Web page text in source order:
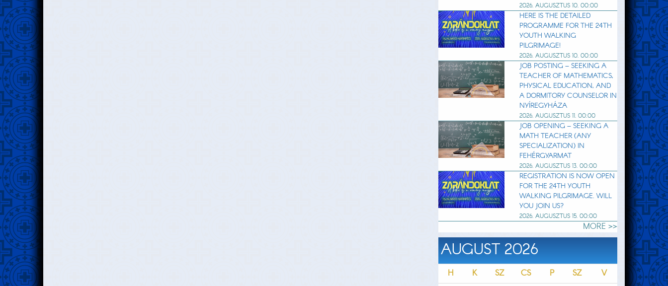
2026. AUGUSZTUS 10. 00:00
HERE IS THE DETAILED
PROGRAMME FOR THE 24TH
YOUTH WALKING
PILGRIMAGE!
2026. AUGUSZTUS 10. 00:00
JOB POSTING – SEEKING A
TEACHER OF MATHEMATICS,
PHYSICAL EDUCATION, AND
A DORMITORY COUNSELOR IN
NYÍREGYHÁZA
2026. AUGUSZTUS 11. 00:00
JOB OPENING – SEEKING A
MATH TEACHER (ANY
SPECIALIZATION) IN
FEHÉRGYARMAT
2026. AUGUSZTUS 13. 00:00
REGISTRATION IS NOW OPEN
FOR THE 24TH YOUTH
WALKING PILGRIMAGE. WILL
YOU JOIN US?
2026. AUGUSZTUS 15. 00:00
MORE >>
AUGUST 2026
H K SZ CS P SZ
V